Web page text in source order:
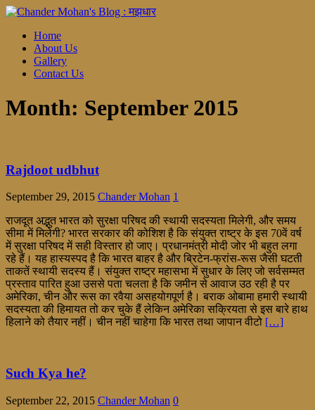
Home
About Us
Gallery
Contact Us
Month: September 2015
Rajdoot udbhut
September 29, 2015 Chander Mohan 1
राजदूत अद्भुत भारत को सुरक्षा परिषद की स्थायी सदस्यता मिलेगी, और समय
सीमा में मिलेगी? भारत सरकार की कोशिश है कि संयुक्त राष्ट्र के इस 70वें वर्ष
में सुरक्षा परिषद में सही विस्तार हो जाए। प्रधानमंत्री मोदी जोर भी बहुत लगा
रहे हैं। यह हास्यस्पद है कि भारत बाहर है और ब्रिटेन-फ्रांस-रूस जैसी घटती
ताकतें स्थायी सदस्य हैं। संयुक्त राष्ट्र महासभा में सुधार के लिए जो सर्वसम्मत
प्रस्ताव पारित हुआ उससे पता चलता है कि जमीन से आवाज उठ रही है पर
अमेरिका, चीन और रूस का रवैया असहयोगपूर्ण है। बराक ओबामा हमारी स्थायी
सदस्यता की हिमायत तो कर चुके हैं लेकिन अमेरिका सक्रियता से इस बारे हाथ
हिलाने को तैयार नहीं। चीन नहीं चाहेगा कि भारत तथा जापान वीटो […]
Such Kya he?
September 22, 2015 Chander Mohan 0